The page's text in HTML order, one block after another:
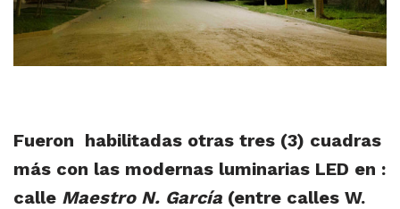
Fueron habilitadas otras tres (3) cuadras
más con las modernas luminarias LED en :
calle Maestro N. García (entre calles W.